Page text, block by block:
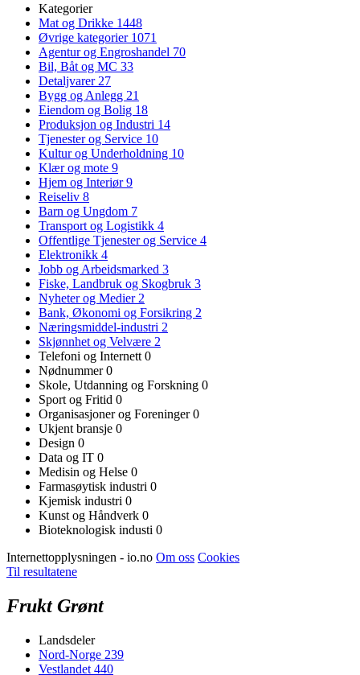
Kategorier
Mat og Drikke 1448
Øvrige kategorier 1071
Agentur og Engroshandel 70
Bil, Båt og MC 33
Detaljvarer 27
Bygg og Anlegg 21
Eiendom og Bolig 18
Produksjon og Industri 14
Tjenester og Service 10
Kultur og Underholdning 10
Klær og mote 9
Hjem og Interiør9
Reiseliv 8
Barn og Ungdom 7
Transport og Logistikk 4
Offentlige Tjenester og Service 4
Elektronikk 4
Jobb og Arbeidsmarked 3
Fiske, Landbruk og Skogbruk 3
Nyheter og Medier 2
Bank, Økonomi og Forsikring 2
Næringsmiddel-industri 2
Skjønnhet og Velvære 2
Telefoni og Internett 0
Nødnummer0
Skole, Utdanning og Forskning 0
Sport og Fritid 0
Organisasjoner og Foreninger0
Ukjent bransje 0
Design 0
Data og IT 0
Medisin og Helse 0
Farmasøytisk industri 0
Kjemisk industri 0
Kunst og Håndverk 0
Bioteknologisk industi 0
Internettopplysningen - io.no Om oss Cookies
Til resultatene
Frukt Grønt
Landsdeler
Nord-Norge 239
Vestlandet 440